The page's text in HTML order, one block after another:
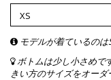
モデルが着ているのは
ボトムは少し小さめで
きい方のサイズをオーダ